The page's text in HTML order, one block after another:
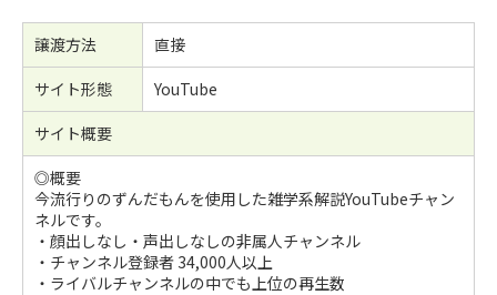
譲渡方法
直接
サイト形態
YouTube
サイト概要
◎概要
今流行りのずんだもんを使用した雑学系解説YouTubeチャン
ネルです。
・顔出しなし・声出しなしの非属人チャンネル
・チャンネル登録者 34,000人以上
・ライバルチャンネルの中でも上位の再生数